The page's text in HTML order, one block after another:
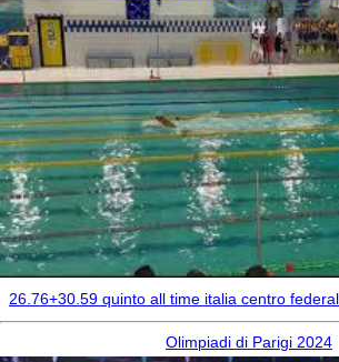
26.76+30.59 quinto all time italia centro
Olimpiadi di Parigi 2024